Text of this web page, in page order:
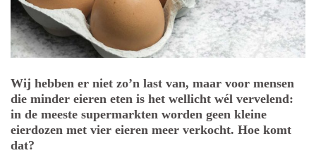
Wij hebben er niet zo’n last van, maar voor mensen
die minder eieren eten is het wellicht wél vervelend:
in de meeste supermarkten worden geen kleine
eierdozen met vier eieren meer verkocht. Hoe komt
dat?